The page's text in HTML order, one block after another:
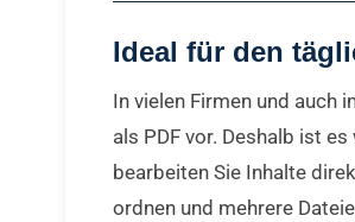
Ideal für den
In vielen Firmen und auch
als PDF vor. Deshalb ist
bearbeiten Sie Inhalte
ordnen und mehrere